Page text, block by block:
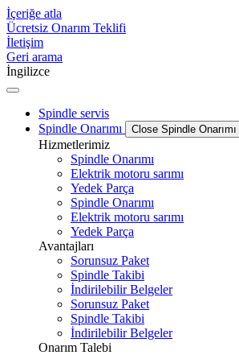
İçeriğe atla
Ücretsiz Onarım Teklifi
İletişim
Geri arama
İngilizce
Spindle servis
Spindle Onarımı
Close Spindle Onarımı
Hizmetlerimiz
Spindle Onarımı
Elektrik motoru sarımı
Yedek Parça
Spindle Onarımı
Elektrik motoru sarımı
Yedek Parça
Avantajları
Sorunsuz Paket
Spindle Takibi
İndirilebilir Belgeler
Sorunsuz Paket
Spindle Takibi
İndirilebilir Belgeler
Onarım Talebi